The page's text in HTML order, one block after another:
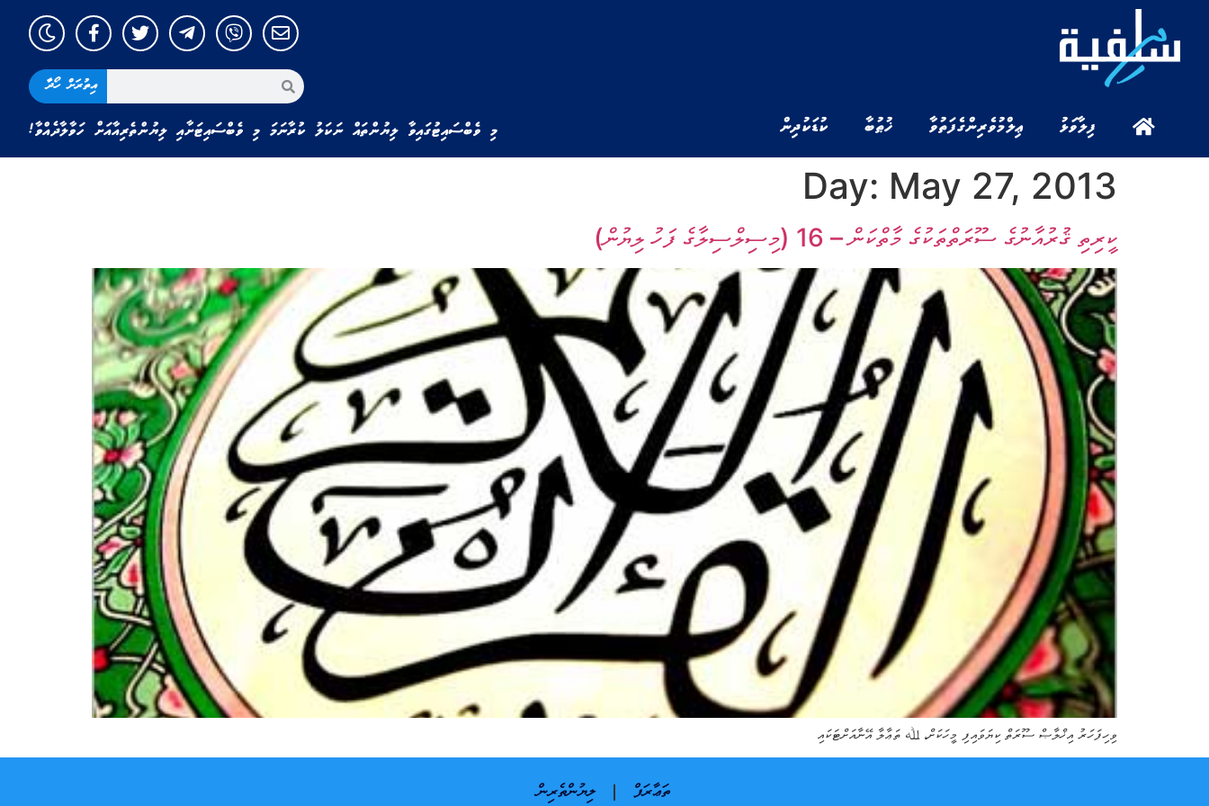
ފިލާވަޅު ޢިލްމުވެރިންގެ ފަތުވާ ޚުޠުބާ ކުޑަކުދިން
އިތުރަށް ހޯދާ
މި ވެބްސައިޓުގައިވާ ލިޔުންތައް ނަކަލު ކުރާނަމަ މި ވެބްސައިޓަށާއި ލިޔުންތެރިއާއަށް ހަވާލާދެއްވާ!
Day: May 27, 2013
ކީރިތި ޤުރުއާނުގެ ސޫރަތްތަކުގެ މާތްކަން – 16 (މިސިލްސިލާގެ ފަހު ލިޔުން)
ވިހިފަހަރު އިޚްލާޞް ސޫރަތް ކިޔަވައިފި މީހަކަށް، ﷲ ތަޢާލާ އޭނާއަށްޓަކައި
ތަޢާރަފް ލިޔުންތެރިން